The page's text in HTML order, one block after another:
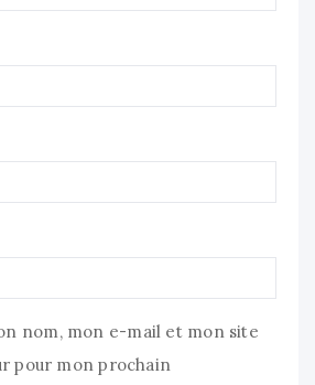
nom, mon e-mail et mon site
pour mon prochain